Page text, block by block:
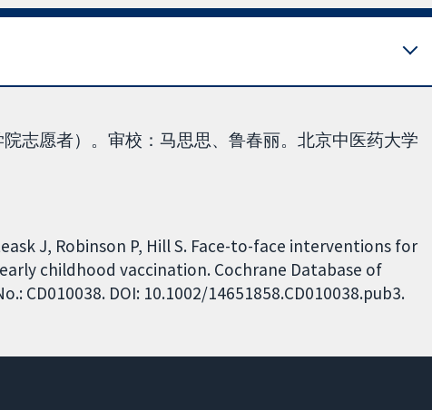
志愿者）。审校：马思思、鲁春丽。北京中医药大学
J, Robinson P, Hill S. Face-to-face interventions for
childhood vaccination. Cochrane Database of
CD010038. DOI: 10.1002/14651858.CD010038.pub3.